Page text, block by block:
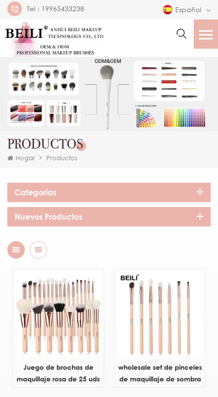
Tel : 19965433238 Español
PRODUCTOS
Hogar Productos
Categorías
Nuevos Productos
Juego de brochas de
maquillaje rosa de 25 uds
wholesale set de pinceles
de maquillaje de sombra